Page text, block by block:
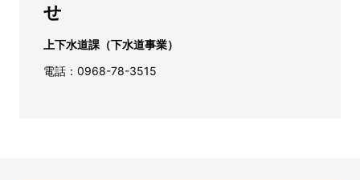
せ
上下水道課（下水道事業）
電話：0968-78-3515